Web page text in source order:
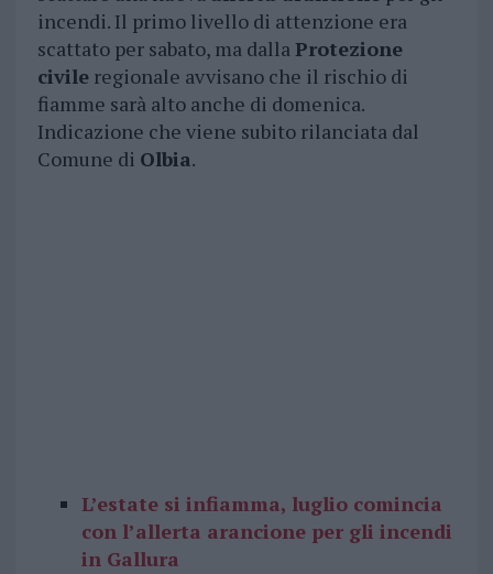
incendi. Il primo livello di attenzione era
scattato per sabato, ma dallaProtezione
civileregionale avvisano che il rischio di
fiamme sarà alto anche di domenica.
Indicazione che viene subito rilanciata dal
Comune di Olbia.
L’estate si infiamma, luglio comincia
con l’allerta arancione per gli incendi
in Gallura